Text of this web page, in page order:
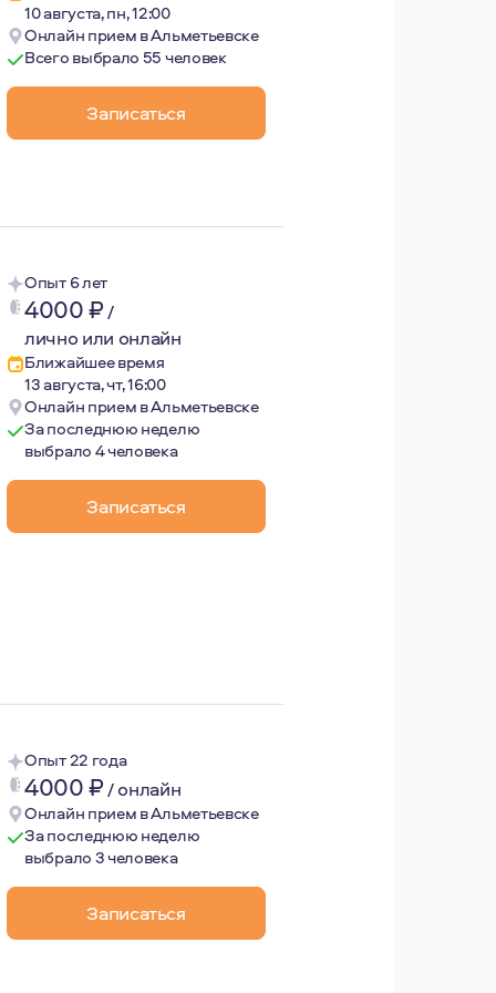
10 августа, пн, 12:00
Онлайн прием в Альметьевске
Всего выбрало 55 человек
Записаться
самая интересная и увлекательная профессия,
опыт организации собственного бизнеса,
Опыт 6 лет
4000₽/
лично или онлайн
Ближайшее время
13 августа, чт, 16:00
Онлайн прием в Альметьевске
За последнюю неделю
выбрало 4 человека
Записаться
изменить свою жизнь к лучшему и научились
Опыт 22 года
4000₽/онлайн
Онлайн прием в Альметьевске
За последнюю неделю
выбрало 3 человека
Записаться